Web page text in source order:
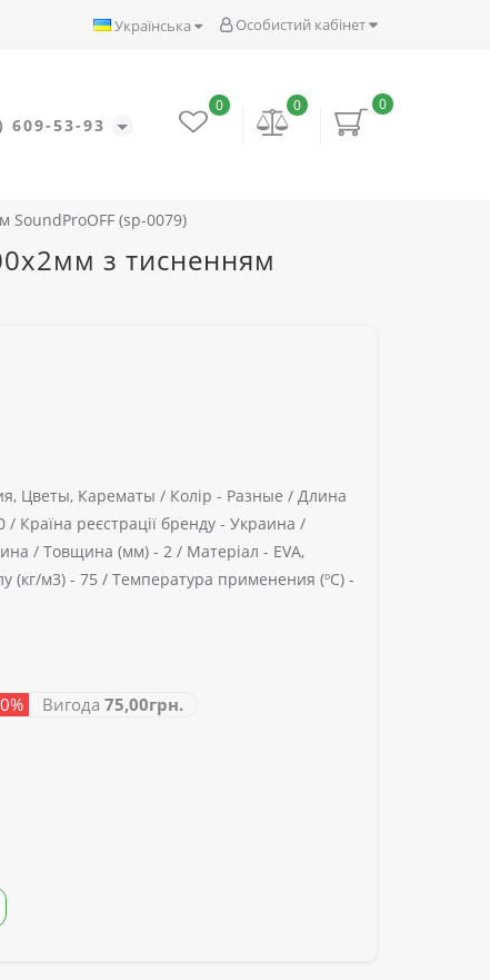
Особистий кабінет
Українська
609-53-93
0
0
0
SoundProOFF (sp-0079)
з тисненням
Цветы, Карематы / Колір - Разные / Длина
/ Країна реєстрації бренду - Украина /
/ Товщина (мм) - 2 / Матеріал - EVA,
(кг/м3) - 75 / Температура применения (ºС) -
Вигода 75,00грн.